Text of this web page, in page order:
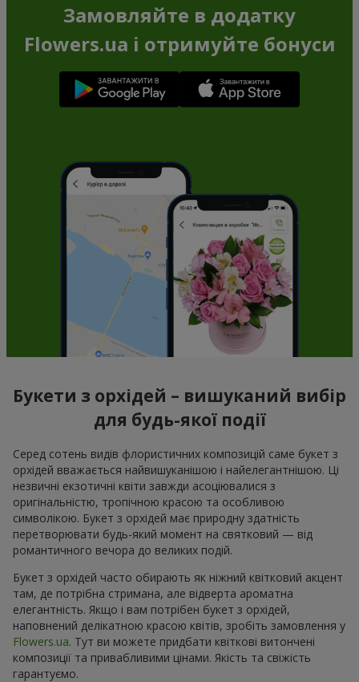
Замовляйте в додатку
Flowers.ua і отримуйте бонуси
Букети з орхідей – вишуканий вибір
для будь-якої події
Серед сотень видів флористичних композицій саме букет з
орхідей вважається найвишуканішою і найелегантнішою. Ці
незвичні екзотичні квіти завжди асоціювалися з
оригінальністю, тропічною красою та особливою
символікою. Букет з орхідей має природну здатність
перетворювати будь-який момент на святковий — від
романтичного вечора до великих подій.
Букет з орхідей часто обирають як ніжний квітковий акцент
там, де потрібна стримана, але відверта ароматна
елегантність. Якщо і вам потрібен букет з орхідей,
наповнений делікатною красою квітів, зробіть замовлення у
Flowers.ua. Тут ви можете придбати квіткові витончені
композиції та привабливими цінами. Якість та свіжість
гарантуємо.